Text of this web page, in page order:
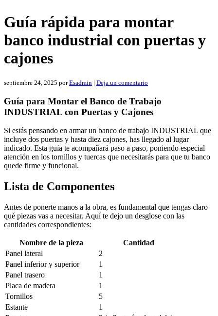
Guía rápida para montar
banco industrial con puertas y
cajones
septiembre 24, 2025 porEsadmin | Deja un comentario
Guía para Montar el Banco de Trabajo
INDUSTRIAL con Puertas y Cajones
Si estás pensando en armar un banco de trabajo INDUSTRIAL que
incluye dos puertas y hasta diez cajones, has llegado al lugar
indicado. Esta guía te acompañará paso a paso, poniendo especial
atención en los tornillos y tuercas que necesitarás para que tu banco
quede firme y funcional.
Lista de Componentes
Antes de ponerte manos a la obra, es fundamental que tengas claro
qué piezas vas a necesitar. Aquí te dejo un desglose con las
cantidades correspondientes:
Nombre de la pieza
Cantidad
Panel lateral
2
Panel inferior y superior
1
Panel trasero
1
Placa de madera
1
Tornillos
5
Estante
1